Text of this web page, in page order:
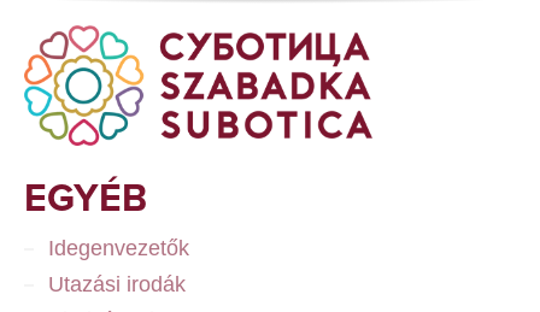
EGYÉB
Idegenvezetők
Utazási irodák